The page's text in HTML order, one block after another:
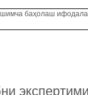
баҳолаш